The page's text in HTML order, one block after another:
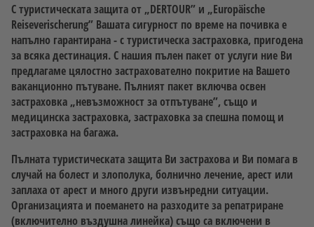
С туристическата защита от „DERTOUR” и „Europäische
Reiseverischerung” Вашата сигурност по време на почивка е
напълно гарантирана - с туристическа застраховка, пригодена
за всяка дестинация. С нашия пълен пакет от услуги ние Ви
предлагаме цялостно застрахователно покритие на Вашето
ваканционно пътуване. Пълният пакет включва освен
застраховка „невъзможност за отпътуване”, също и
медицинска застраховка, застраховка за спешна помощ и
застраховка на багажа.
Пълната туристическата защита Ви застрахова и Ви помага в
случай на болест и злополука, болнично лечение, арест или
заплаха от арест и много други извънредни ситуации.
Организацията и поемането на разходите за репатриране
(включително въздушна линейка) също са включени в